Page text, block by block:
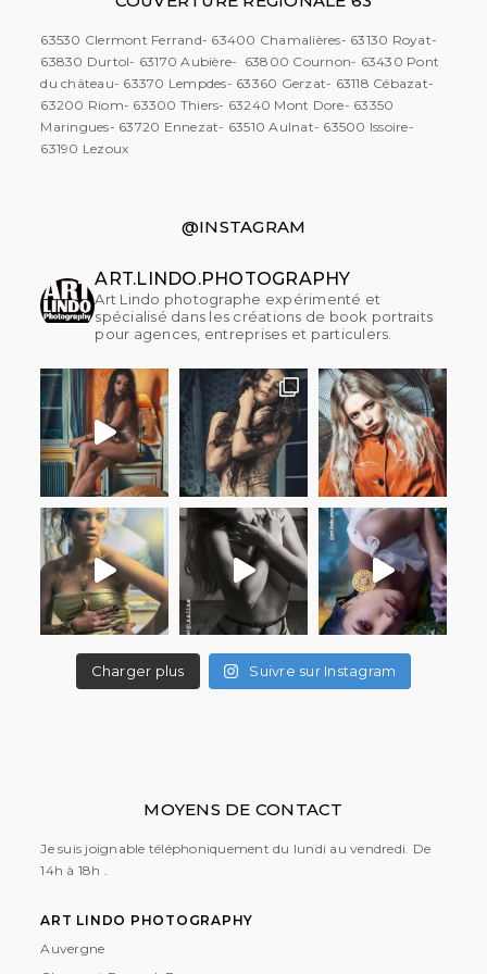
63530 Clermont Ferrand- 63400 Chamalières- 63130 Royat-
63830 Durtol- 63170 Aubière- 63800 Cournon- 63430 Pont
du château- 63370 Lempdes- 63360 Gerzat- 63118 Cébazat-
63200 Riom- 63300 Thiers- 63240 Mont Dore- 63350
Maringues- 63720 Ennezat- 63510 Aulnat- 63500 Issoire-
63190 Lezoux
@INSTAGRAM
ART.LINDO.PHOTOGRAPHY
Art Lindo photographe expérimenté et
spécialisé dans les créations de book portraits
pour agences, entreprises et particulers.
Charger plus Suivre sur Instagram
MOYENS DE CONTACT
Je suis joignable téléphoniquement du lundi au vendredi. De
14h à 18h .
ART LINDO PHOTOGRAPHY
Auvergne